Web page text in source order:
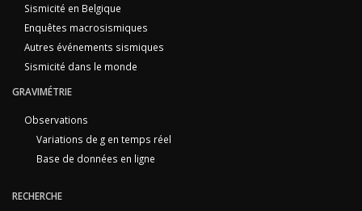
Sismicité en Belgique
Enquêtes macrosismiques
Autres événements sismiques
Sismicité dans le monde
GRAVIMÉTRIE
Observations
Variations de g en temps réel
Base de données en ligne
RECHERCHE